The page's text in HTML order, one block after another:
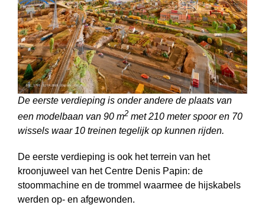
De eerste verdieping is onder andere de plaats van
een modelbaan van 90 m2 met 210 meter spoor en 70
wissels waar 10 treinen tegelijk op kunnen rijden.
De eerste verdieping is ook het terrein van het
kroonjuweel van het Centre Denis Papin: de
stoommachine en de trommel waarmee de hijskabels
werden op- en afgewonden.